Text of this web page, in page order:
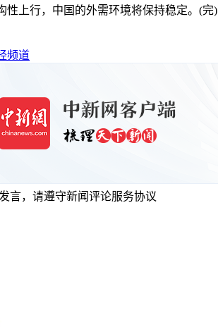
性上行，中国的外需环境将保持稳定。(完)
频道
言，请遵守新闻评论服务协议